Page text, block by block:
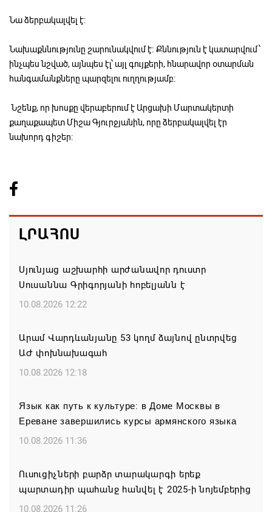
Նա ձերբակալվել է:
Նախաքննությունը շարունակվում է։ Քննություն է կատարվում՝
ինչպես նշված, այնպես էլ՝ այլ գույքերի, հնարավոր օտարման
հանգամանքները պարզելու ուղղությամբ:
Նշենք, որ խոսքը վերաբերում է Արցախի Մարտակերտի
քաղաքապետ Միշա Գյուրջյանին, որը ձերբակալվել էր
նախորդ գիշեր:
ԼՐԱՀՈՍ
Սյունյաց աշխարհի արժանավոր դուստր
Սուսաննա Գրիգորյանի հոբելյանն է
10.08.2026 12:22
Արամ Վարդևանյանը 53 կողմ ձայնով ընտրվեց
ԱԺ փոխնախագահ
10.08.2026 12:18
Язык как путь к культуре: в Доме Москвы в
Ереване завершились курсы армянского языка
10.08.2026 11:36
Ուսուցիչների բարձր տարակարգի երեք
պարտադիր պահանջ հանվել է 2025-ի նոյեմբերից
10.08.2026 11:26